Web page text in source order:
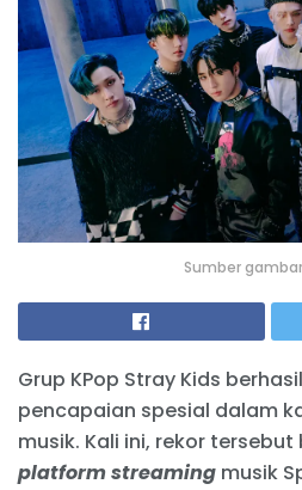
Sumber
Grup KPop Stray Kids
pencapaian spesial dalam
musik. Kali ini, rekor
platformstreaming musik